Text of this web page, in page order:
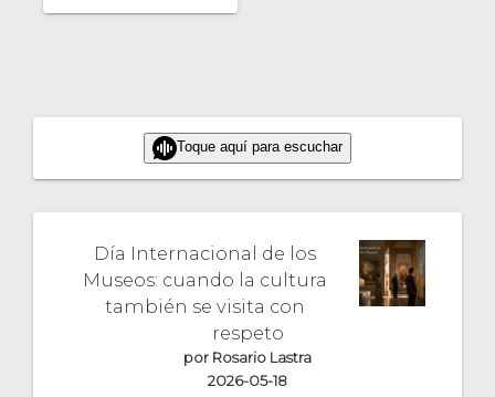
Toque aquí para escuchar
Día Internacional de los
Museos: cuando la cultura
también se visita con
respeto
por Rosario Lastra
2026-05-18